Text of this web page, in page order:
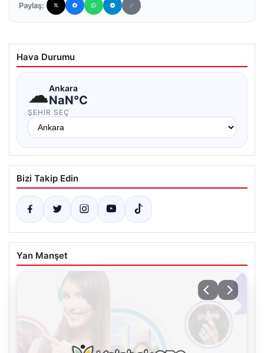
Paylaş:
Hava Durumu
☁Ankara
NaN°C
ŞEHIR SEÇ
Bizi Takip Edin
Yan Manşet